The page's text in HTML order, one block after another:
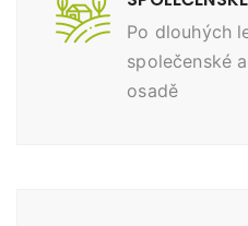
Po dlouhých
společenské
osadě